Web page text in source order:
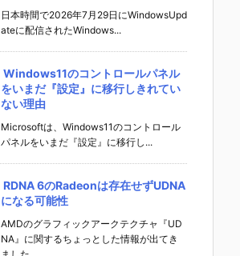
日本時間で2026年7月29日にWindowsUpd
ateに配信されたWindows...
Windows11のコントロールパネル
をいまだ『設定』に移行しきれてい
ない理由
Microsoftは、Windows11のコントロール
パネルをいまだ『設定』に移行し...
RDNA 6のRadeonは存在せずUDNA
になる可能性
AMDのグラフィックアークテクチャ『UD
NA』に関するちょっとした情報が出てき